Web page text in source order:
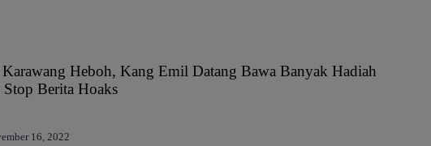
Heboh, Kang Emil Datang Bawa Banyak Hadiah
Stop Berita Hoaks
16, 2022